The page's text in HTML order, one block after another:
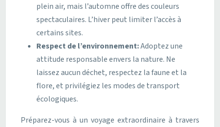
plein air, mais l’automne offre des couleurs
spectaculaires. L’hiver peut limiter l’accès à
certains sites.
Respect de l’environnement:Adoptez une
attitude responsable envers la nature. Ne
laissez aucun déchet, respectez la faune et la
flore, et privilégiez les modes de transport
écologiques.
Préparez-vous à un voyage extraordinaire à travers